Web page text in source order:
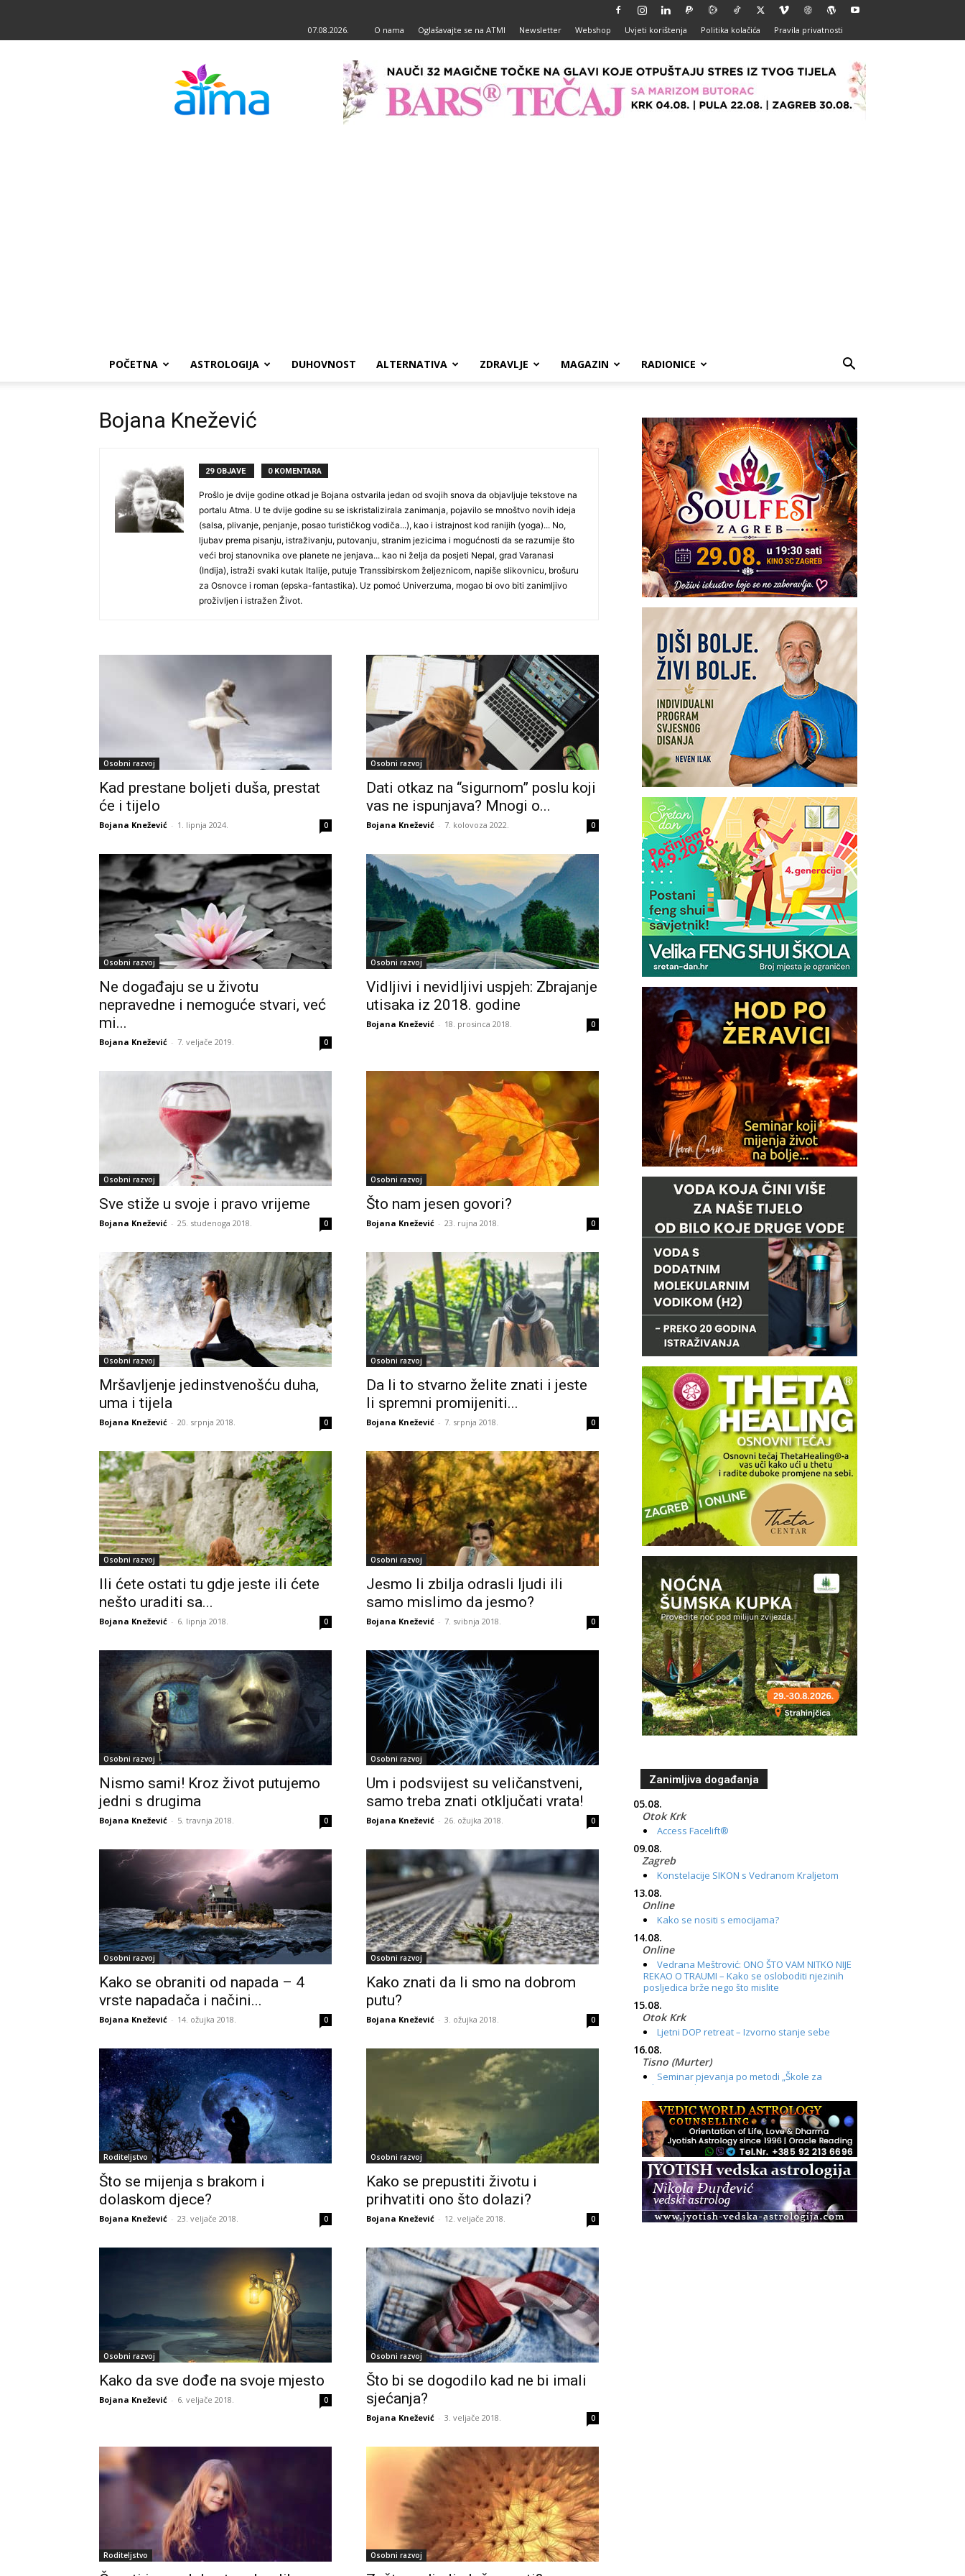
07.08.2026. O nama Oglašavajte se na ATMI Newsletter Webshop Uvjeti korištenja Politika kolačića Pravila privatnosti
POČETNA ASTROLOGIJA DUHOVNOST ALTERNATIVA ZDRAVLJE MAGAZIN RADIONICE
Bojana Knežević
29 OBJAVE 0 KOMENTARA
Prošlo je dvije godine otkad je Bojana ostvarila jedan od svojih snova da objavljuje tekstove na
portalu Atma. U te dvije godine su se iskristalizirala zanimanja, pojavilo se mnoštvo novih ideja
(salsa, plivanje, penjanje, posao turističkog vodiča...), kao i istrajnost kod ranijih (yoga)... No,
ljubav prema pisanju, istraživanju, putovanju, stranim jezicima i mogućnosti da se razumije što
veći broj stanovnika ove planete ne jenjava... kao ni želja da posjeti Nepal, grad Varanasi
(Indija), istraži svaki kutak Italije, putuje Transsibirskom željeznicom, napiše slikovnicu, brošuru
za Osnovce i roman (epska-fantastika). Uz pomoć Univerzuma, mogao bi ovo biti zanimljivo
proživljen i istražen Život.
Osobni razvoj
Kad prestane boljeti duša, prestat
će i tijelo
Bojana Knežević - 1. lipnja 2024. 0
Osobni razvoj
Dati otkaz na “sigurnom” poslu koji
vas ne ispunjava? Mnogi o...
Bojana Knežević - 7. kolovoza 2022. 0
Osobni razvoj
Ne događaju se u životu
nepravedne i nemoguće stvari, već
mi...
Bojana Knežević - 7. veljače 2019. 0
Osobni razvoj
Vidljivi i nevidljivi uspjeh: Zbrajanje
utisaka iz 2018. godine
Bojana Knežević - 18. prosinca 2018. 0
Osobni razvoj
Sve stiže u svoje i pravo vrijeme
Bojana Knežević - 25. studenoga 2018. 0
Osobni razvoj
Što nam jesen govori?
Bojana Knežević - 23. rujna 2018. 0
Osobni razvoj
Mršavljenje jedinstvenošću duha,
uma i tijela
Bojana Knežević - 20. srpnja 2018. 0
Osobni razvoj
Da li to stvarno želite znati i jeste
li spremni promijeniti...
Bojana Knežević - 7. srpnja 2018. 0
Osobni razvoj
Ili ćete ostati tu gdje jeste ili ćete
nešto uraditi sa...
Bojana Knežević - 6. lipnja 2018. 0
Osobni razvoj
Jesmo li zbilja odrasli ljudi ili
samo mislimo da jesmo?
Bojana Knežević - 7. svibnja 2018. 0
Osobni razvoj
Nismo sami! Kroz život putujemo
jedni s drugima
Bojana Knežević - 5. travnja 2018. 0
Osobni razvoj
Um i podsvijest su veličanstveni,
samo treba znati otključati vrata!
Bojana Knežević - 26. ožujka 2018. 0
Osobni razvoj
Kako se obraniti od napada – 4
vrste napadača i načini...
Bojana Knežević - 14. ožujka 2018. 0
Osobni razvoj
Kako znati da li smo na dobrom
putu?
Bojana Knežević - 3. ožujka 2018. 0
Roditeljstvo
Što se mijenja s brakom i
dolaskom djece?
Bojana Knežević - 23. veljače 2018. 0
Osobni razvoj
Kako se prepustiti životu i
prihvatiti ono što dolazi?
Bojana Knežević - 12. veljače 2018. 0
Osobni razvoj
Kako da sve dođe na svoje mjesto
Bojana Knežević - 6. veljače 2018. 0
Osobni razvoj
Što bi se dogodilo kad ne bi imali
sjećanja?
Bojana Knežević - 3. veljače 2018. 0
Roditeljstvo Osobni razvoj
Zanimljiva događanja
05.08.
Otok Krk
Access Facelift®
09.08.
Zagreb
Konstelacije SIKON s Vedranom Kraljetom
13.08.
Online
Kako se nositi s emocijama?
14.08.
Online
Vedrana Meštrović: ONO ŠTO VAM NITKO NIJE
REKAO O TRAUMI – Kako se osloboditi njezinih
posljedica brže nego što mislite
15.08.
Otok Krk
Ljetni DOP retreat – Izvorno stanje sebe
16.08.
Tisno (Murter)
Seminar pjevanja po metodi „Škole za
otkrivanje glasa“
20.08.
Online
Radionica: Pomagači iz drugih dimenzija Online
– otvoreno za sve
21.08.
Zagreb+Online
Osnovni ThetaHealing® tečaj, Zagreb i Online
22.08.
Pula